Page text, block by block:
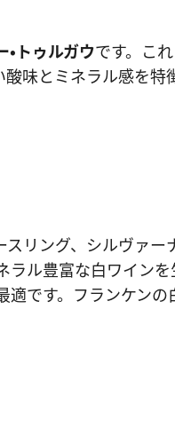
・トゥルガウです。こ
味とミネラル感を
リング、シルヴァー
ル豊富な白ワイン
です。フランケン